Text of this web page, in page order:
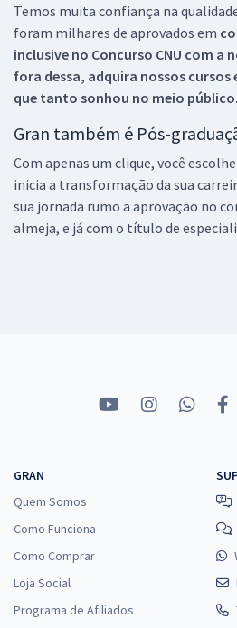
Temos muita confiança na
foram milhares de aprovados em
inclusive no Concurso CNU com a
fora dessa, adquira nossos cursos
que tanto sonhou no meio público.
Gran também é Pós-
Com apenas um clique, você
inicia a transformação da sua
sua jornada rumo a aprovação no
almeja, e já com o título de
GRAN
Quem Somos
Como Funciona
Como Comprar
Loja Social
Programa de Afiliados